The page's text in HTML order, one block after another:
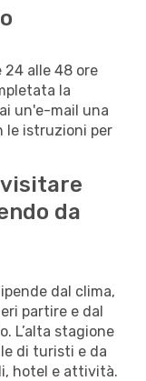
24 alle 48 ore
la
un'e-mail una
le istruzioni per
da
dal clima,
partire e dal
L’alta stagione
di turisti e da
hotel e attività.